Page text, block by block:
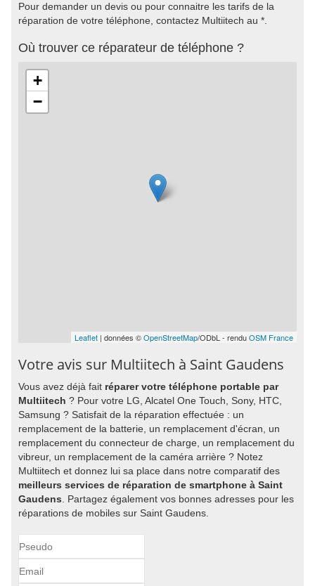
Pour demander un devis ou pour connaitre les tarifs de la
réparation de votre téléphone, contactez Multiitech au *.
Où trouver ce réparateur de téléphone ?
+
−
Leaflet | données ©OpenStreetMap/ODbL - renduOSM France
Votre avis sur Multiitech à Saint Gaudens
Vous avez déjà fait réparer votre téléphone portable par
Multiitech ? Pour votre LG, Alcatel One Touch, Sony, HTC,
Samsung ? Satisfait de la réparation effectuée : un
remplacement de la batterie, un remplacement d'écran, un
remplacement du connecteur de charge, un remplacement du
vibreur, un remplacement de la caméra arrière ? Notez
Multiitech et donnez lui sa place dans notre comparatif des
meilleurs services de réparation de smartphone à Saint
Gaudens . Partagez également vos bonnes adresses pour les
réparations de mobiles sur Saint Gaudens.